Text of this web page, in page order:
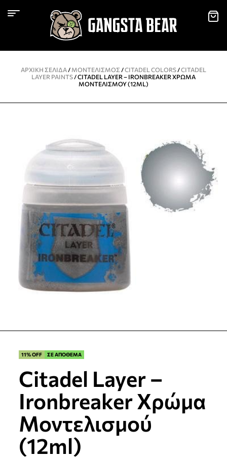
ΑΡΧΙΚΉ ΣΕΛΊΔΑ/ ΜΟΝΤΕΛΙΣΜΌΣ /CITADEL COLORS/CITADEL
LAYER PAINTS/ CITADEL LAYER – IRONBREAKER ΧΡΏΜΑ
ΜΟΝΤΕΛΙΣΜΟΎ (12ML)
11% OFF ΣΕ ΑΠΟΘΕΜΑ
Citadel Layer –
Ironbreaker Χρώμα
Μοντελισμού
(12ml)